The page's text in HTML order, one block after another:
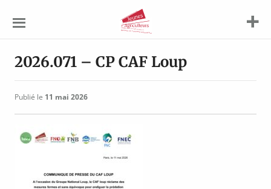
Agriculteurs
2026.071 – CP CAF Loup
Publié le 11 mai 2026